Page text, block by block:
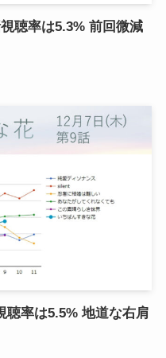
聴率は5.3% 前回微減
聴率は5.5% 地道な右肩